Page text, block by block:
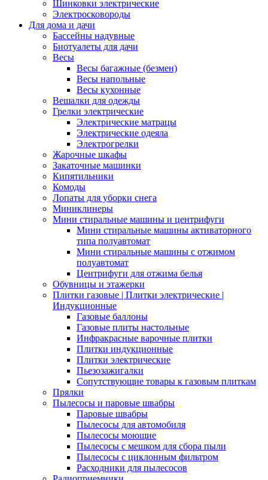
Шинковки электрические
Электросковороды
Для дома и дачи
Бассейны надувные
Биотуалеты для дачи
Весы
Весы багажные (безмен)
Весы напольные
Весы кухонные
Вешалки для одежды
Грелки электрические
Электрические матрацы
Электрические одеяла
Электрогрелки
Жарочные шкафы
Закаточные машинки
Кипятильники
Комоды
Лопаты для уборки снега
Миниклинеры
Мини стиральные машины и центрифуги
Мини стиральные машины активаторного
типа полуавтомат
Мини стиральные машины с отжимом
полуавтомат
Центрифуги для отжима белья
Обувницы и этажерки
Плитки газовые | Плитки электрические |
Индукционные
Газовые баллоны
Газовые плиты настольные
Инфракрасные варочные плитки
Плитки индукционные
Плитки электрические
Пьезозажигалки
Сопутствующие товары к газовым плиткам
Прялки
Пылесосы и паровые швабры
Паровые швабры
Пылесосы для автомобиля
Пылесосы моющие
Пылесосы с мешком для сбора пыли
Пылесосы с циклонным фильтром
Расходники для пылесосов